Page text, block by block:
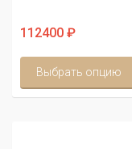
112400 ₽
Выбрать опцию